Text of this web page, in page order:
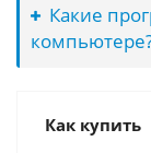
Какие
Как купить